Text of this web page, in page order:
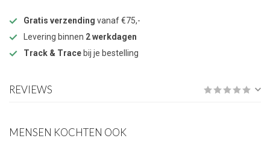
Gratis verzending vanaf €75,-
Levering binnen 2 werkdagen
Track & Trace bij je bestelling
REVIEWS
MENSEN KOCHTEN OOK